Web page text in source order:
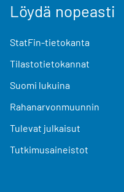
Löydä nopeasti
StatFin-tietokanta
Tilastotietokannat
Suomi lukuina
Rahanarvonmuunnin
Tulevat julkaisut
Tutkimusaineistot